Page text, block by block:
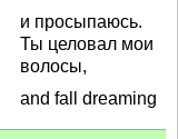
и просыпаюсь.
Ты целовал мои
волосы,
and fall dreaming